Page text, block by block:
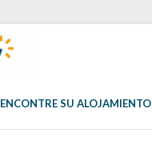
ENCONTRE SU ALOJAMIENTO